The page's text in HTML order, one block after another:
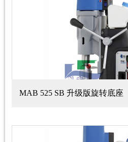
MAB 525 SB 升级版旋转底座